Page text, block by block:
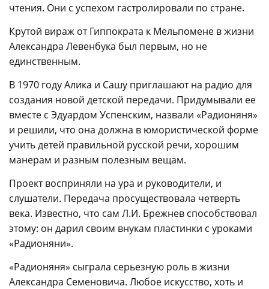
чтения. Они с успехом гастролировали по стране.
Крутой вираж от Гиппократа к Мельпомене в жизни
Александра Левенбука был первым, но не
единственным.
В 1970 году Алика и Сашу приглашают на радио для
создания новой детской передачи. Придумывали ее
вместе с Эдуардом Успенским, назвали «Радионяня»
и решили, что она должна в юмористической форме
учить детей правильной русской речи, хорошим
манерам и разным полезным вещам.
Проект восприняли на ура и руководители, и
слушатели. Передача просуществовала четверть
века. Известно, что сам Л.И. Брежнев способствовал
этому: он дарил своим внукам пластинки с уроками
«Радионяни».
«Радионяня» сыграла серьезную роль в жизни
Александра Семеновича. Любое искусство, хоть и